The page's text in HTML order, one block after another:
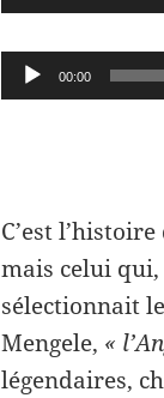
audio
Lecteur
audio
00:00
C’est
mais celui
sélectionnait
Mengele, «
légendaires,